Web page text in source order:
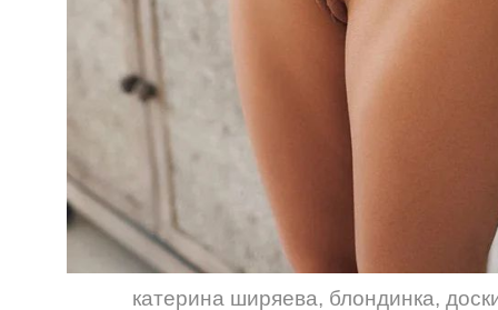
катерина ширяева, блондинка,